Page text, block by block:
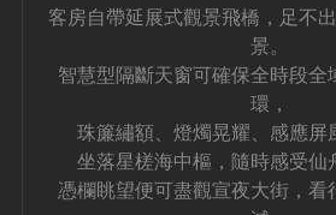
客房自帶延展式觀景飛橋，足不
景。
智慧型隔斷天窗可確保全時段
環，
珠簾繡額、燈燭晃耀、感應屏
坐落星槎海中樞，隨時感受仙
憑欄眺望便可盡觀宣夜大街，看